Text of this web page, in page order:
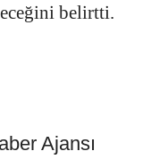
belirtti.
Ajansı